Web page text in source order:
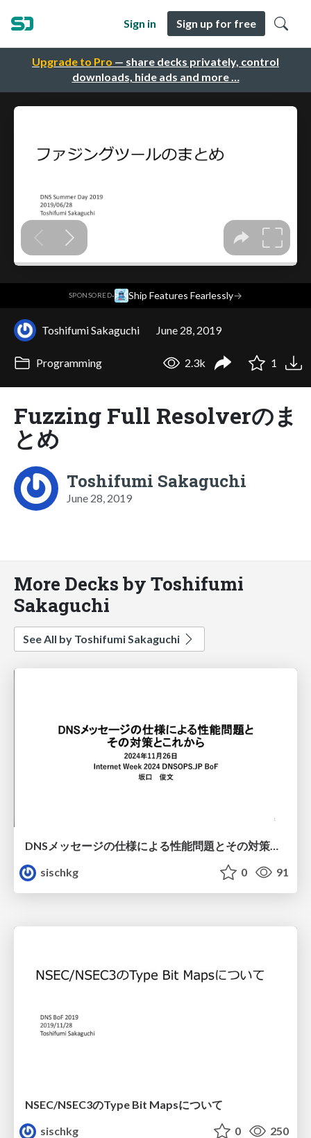
Upgrade to Pro — share decks privately, control
downloads, hide ads and more …
Sign in Sign up for free
SPONSORED· Ship Features Fearlessly→
Toshifumi Sakaguchi June 28, 2019
Programming 2.3k 1
Fuzzing Full Resolverのま
とめ
Toshifumi Sakaguchi
June 28, 2019
More Decks by Toshifumi
Sakaguchi
See All by Toshifumi Sakaguchi
DNSメッセージの仕様による性能問題とその対策とこれから
sischkg
0 91
NSEC/NSEC3のType Bit Mapsについて
sischkg
0 250